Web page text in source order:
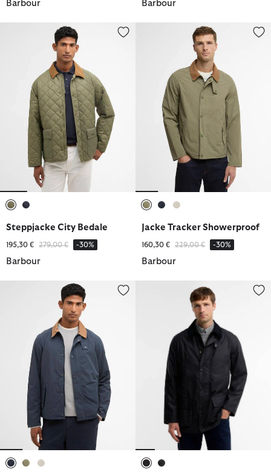
Barbour Barbour
Steppjacke City Bedale
Steppjacke City Bedale
195,30 € Reduziert von
279,00 €bis-30%
Barbour
Jacke Tracker Showerproof
Jacke Tracker Showerproof
160,30 € Reduziert von
229,00 €bis-30%
Barbour
Jacke Tracker Showerproof Wachsjacke Bristol